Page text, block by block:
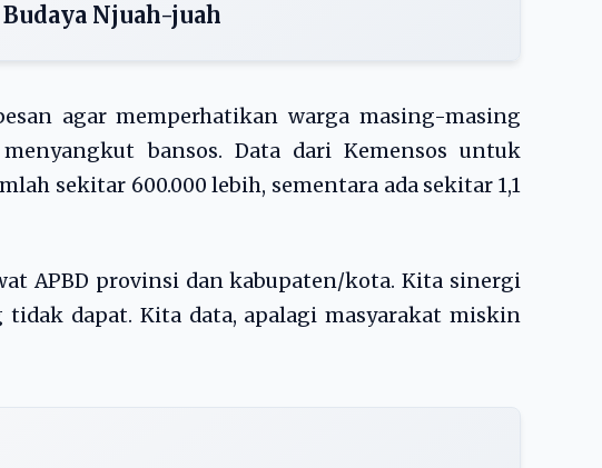
Njuah-juah
agar memperhatikan warga masing-masing
bansos. Data dari Kemensos untuk
sekitar 600.000 lebih, sementara ada sekitar 1,1
APBD provinsi dan kabupaten/kota. Kita sinergi
dapat. Kita data, apalagi masyarakat miskin